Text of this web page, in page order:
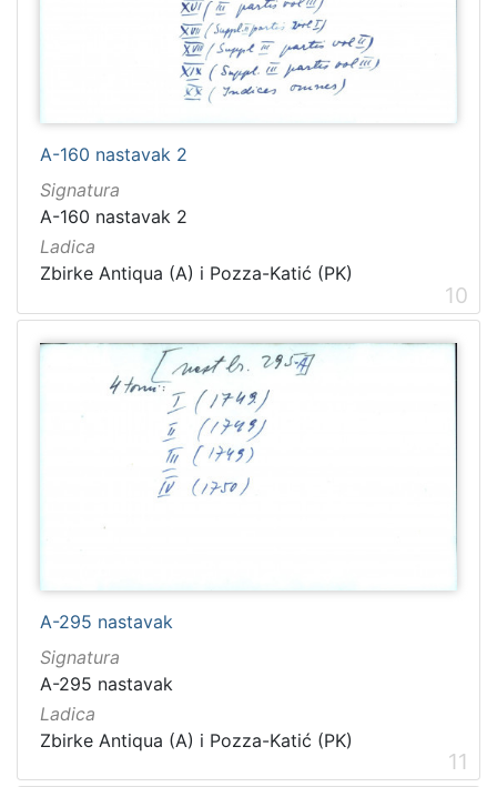
A-160 nastavak 2
Signatura
A-160 nastavak 2
Ladica
Zbirke Antiqua (A) i Pozza-Katić (PK)
10
A-295 nastavak
Signatura
A-295 nastavak
Ladica
Zbirke Antiqua (A) i Pozza-Katić (PK)
11